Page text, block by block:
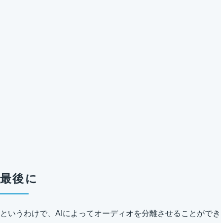
最後に
というわけで、AIによってオーディオを分離させることができ